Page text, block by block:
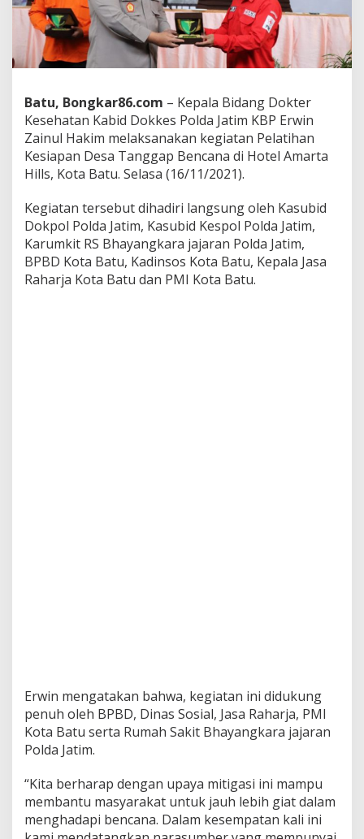
t
i
m
S
e
n
g
g
a
r
a
a
n
P
l
a
Batu, Bongkar86.com – Kepala Bidang Dokter
Kesehatan Kabid Dokkes Polda Jatim KBP Erwin
Zainul Hakim melaksanakan kegiatan Pelatihan
Kesiapan Desa Tanggap Bencana di Hotel Amarta
Hills, Kota Batu. Selasa (16/11/2021).
Kegiatan tersebut dihadiri langsung oleh Kasubid
Dokpol Polda Jatim, Kasubid Kespol Polda Jatim,
Karumkit RS Bhayangkara jajaran Polda Jatim,
BPBD Kota Batu, Kadinsos Kota Batu, Kepala Jasa
Raharja Kota Batu dan PMI Kota Batu.
Erwin mengatakan bahwa, kegiatan ini didukung
penuh oleh BPBD, Dinas Sosial, Jasa Raharja, PMI
Kota Batu serta Rumah Sakit Bhayangkara jajaran
Polda Jatim.
“Kita berharap dengan upaya mitigasi ini mampu
membantu masyarakat untuk jauh lebih giat dalam
menghadapi bencana. Dalam kesempatan kali ini